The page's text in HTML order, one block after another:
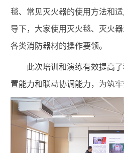
毯、常见灭火器的使用方法和
导下，大家使用灭火毯、灭火
各类消防器材的操作要领。
此次培训和演练有效提高
置能力和联动协调能力，为筑